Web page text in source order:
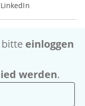
LinkedIn
einloggen
werden.